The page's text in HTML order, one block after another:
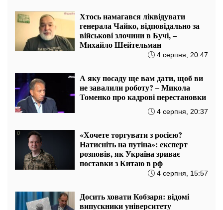
Хтось намагався ліквідувати
генерала Чайко, відповідально за
військові злочини в Бучі, –
Михайло Шейтельман
4 серпня, 20:47
А яку посаду ще вам дати, щоб ви
не завалили роботу? – Микола
Томенко про кадрові перестановки
4 серпня, 20:37
«Хочете торгувати з росією?
Натисніть на путіна»: експерт
розповів, як Україна зриває
поставки з Китаю в рф
4 серпня, 15:57
Досить ховати Кобзаря: відомі
випускники університету